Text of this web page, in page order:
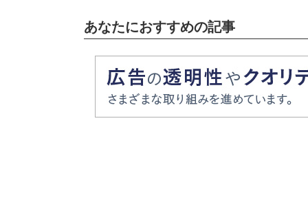
あなたにおすすめの記事